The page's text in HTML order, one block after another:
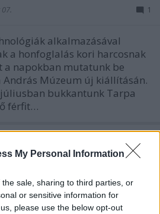
My Personal Information
sale, sharing to third parties, or
or sensitive information for
please use the below opt-out
1
alkalmazásával
a honfoglalás kori harcosnak
a napokban mutatunk be
András Múzeum új kiállításán.
bukkantunk Tarpa
férfit…
Örökségvédelmi
25.